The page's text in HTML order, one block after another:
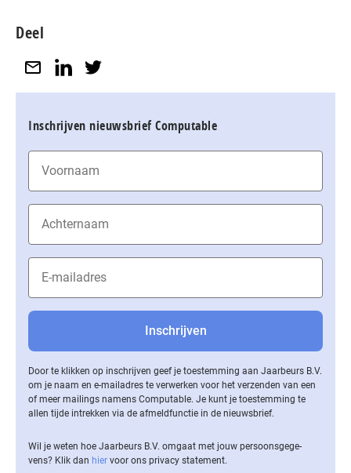
Deel
Inschrijven nieuwsbrief Computable
Door te klikken op inschrijven geef je toestemming aan Jaarbeurs B.V.
om je naam en e-mailadres te verwerken voor het verzenden van een
of meer mailings namens Computable. Je kunt je toestemming te
allen tijde intrekken via de af­meld­func­tie in de nieuwsbrief.
Wil je weten hoe Jaarbeurs B.V. omgaat met jouw per­soons­ge­ge­
vens? Klik dan hier voor ons privacy statement.